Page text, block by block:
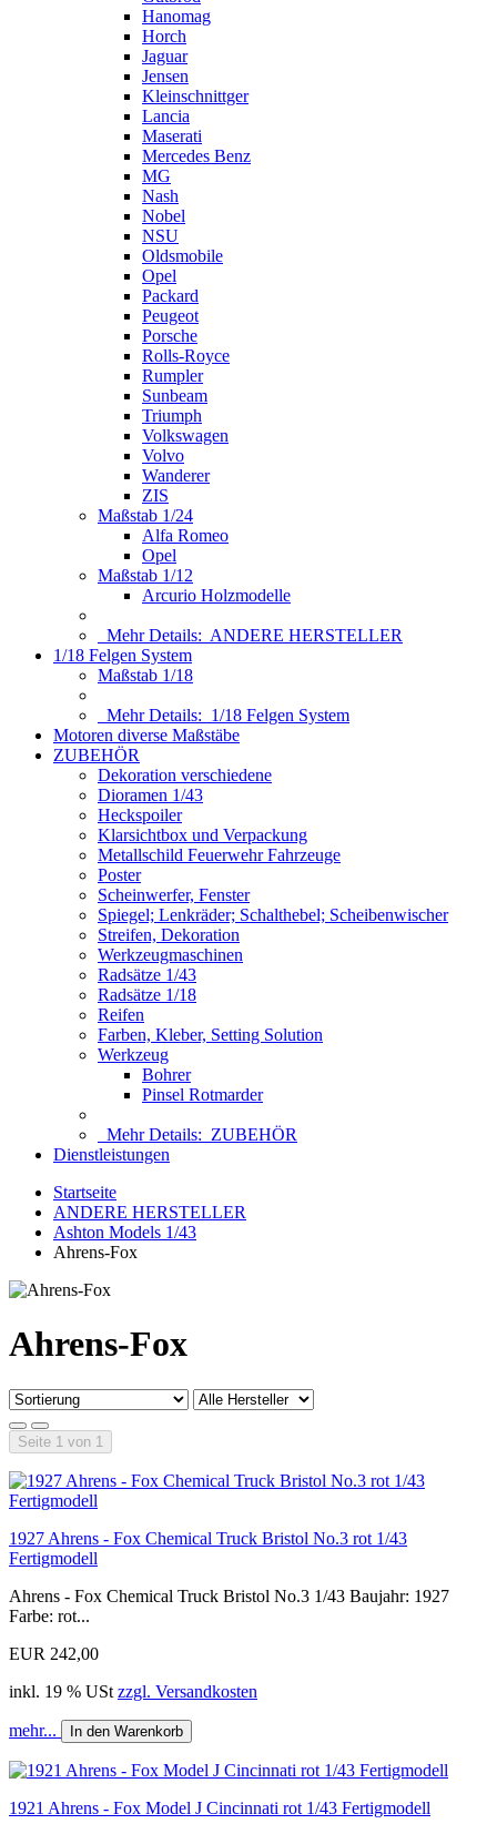
Hanomag
Horch
Jaguar
Jensen
Kleinschnittger
Lancia
Maserati
Mercedes Benz
MG
Nash
Nobel
NSU
Oldsmobile
Opel
Packard
Peugeot
Porsche
Rolls-Royce
Rumpler
Sunbeam
Triumph
Volkswagen
Volvo
Wanderer
ZIS
Maßstab 1/24
Alfa Romeo
Opel
Maßstab 1/12
Arcurio Holzmodelle
Mehr Details: ANDERE HERSTELLER
1/18 Felgen System
Maßstab 1/18
Mehr Details: 1/18 Felgen System
Motoren diverse Maßstäbe
ZUBEHÖR
Dekoration verschiedene
Dioramen 1/43
Heckspoiler
Klarsichtbox und Verpackung
Metallschild Feuerwehr Fahrzeuge
Poster
Scheinwerfer, Fenster
Spiegel; Lenkräder; Schalthebel; Scheibenwischer
Streifen, Dekoration
Werkzeugmaschinen
Radsätze 1/43
Radsätze 1/18
Reifen
Farben, Kleber, Setting Solution
Werkzeug
Bohrer
Pinsel Rotmarder
Mehr Details: ZUBEHÖR
Dienstleistungen
Startseite
ANDERE HERSTELLER
Ashton Models 1/43
Ahrens-Fox
Ahrens-Fox
Seite 1 von 1
1927 Ahrens - Fox Chemical Truck Bristol No.3 rot 1/43
Fertigmodell
Ahrens - Fox Chemical Truck Bristol No.3 1/43 Baujahr: 1927
Farbe: rot...
EUR 242,00
inkl. 19 % USt zzgl. Versandkosten
mehr... In den Warenkorb
1921 Ahrens - Fox Model J Cincinnati rot 1/43 Fertigmodell